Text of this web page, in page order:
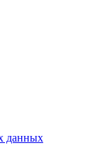
данных